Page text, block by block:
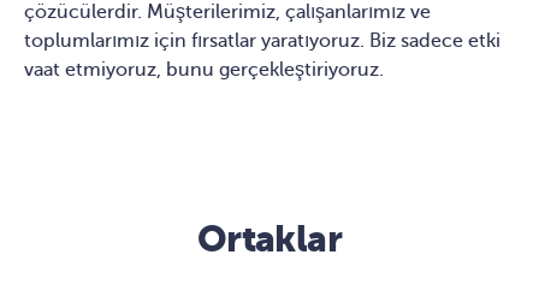
çözücülerdir. Müşterilerimiz, çalışanlarımız ve
toplumlarımız için fırsatlar yaratıyoruz. Biz sadece etki
vaat etmiyoruz, bunu gerçekleştiriyoruz.
Ortaklar